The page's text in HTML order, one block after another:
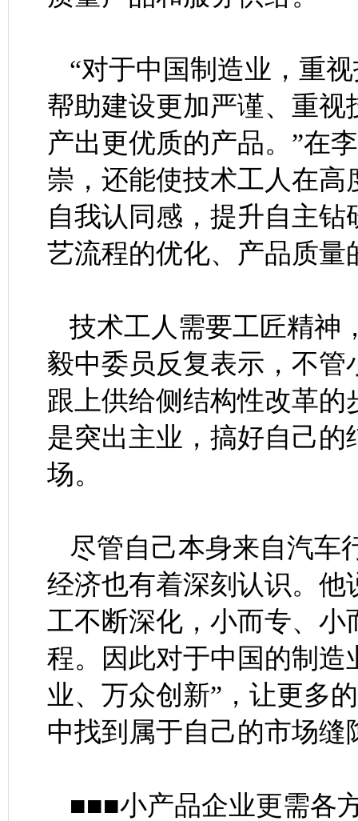
“对于中国制造业，重
帮助建设更加严谨、重
产出更优质的产品。”在
崇，还能使技术工人在
自我认同感，提升自主
艺流程的优化、产品质量
技术工人需要工匠精神
毅中委员反复表示，不
跟上供给侧结构性改革
是突出主业，搞好自己
场。
尽管自己本身来自汽车
经济也有着深刻认识。
工不断深化，小而专、
程。因此对于中国的制造
业、万众创新”，让更多
中找到属于自己的市场缝
■■■小产品企业更需各